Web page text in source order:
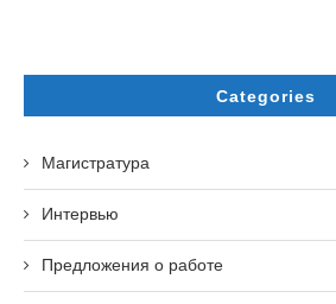
Categories
Магистратура
Интервью
Предложения о работе